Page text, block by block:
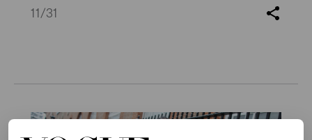
11 /31